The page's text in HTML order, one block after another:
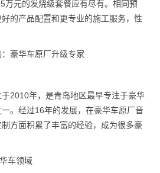
万元的发烧级套餐应有尽有。相同预
的产品配置和更专业的施工服务，性
豪华车原厂升级专家
2010年，是青岛地区最早专注于豪华
。经过16年的发展，在豪华车原厂音
方面积累了丰富的经验，成为很多豪
车领域